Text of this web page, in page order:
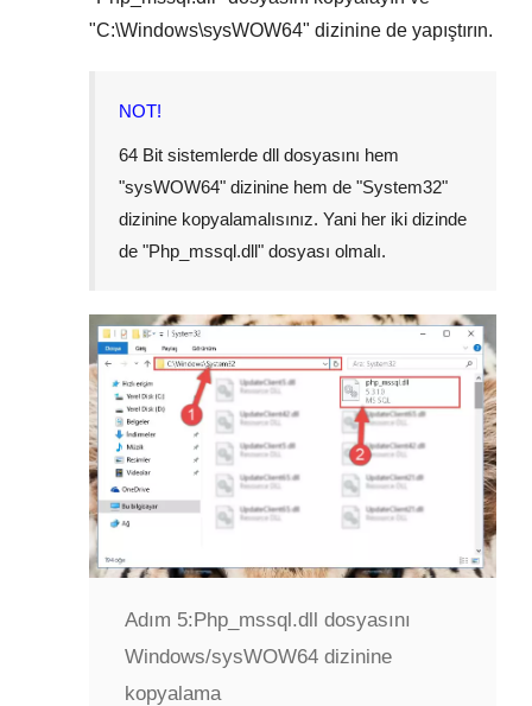
"C:\Windows\sysWOW64" dizinine de yapıştırın.
NOT!
64 Bit sistemlerde dll dosyasını hem
"sysWOW64" dizinine hem de "System32"
dizinine kopyalamalısınız. Yani her iki dizinde
de "Php_mssql.dll" dosyası olmalı.
Adım 5:Php_mssql.dll dosyasını
Windows/sysWOW64 dizinine
kopyalama